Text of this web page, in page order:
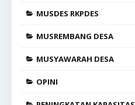
MUSDES RKPDES
MUSREMBANG DESA
MUSYAWARAH DESA
OPINI